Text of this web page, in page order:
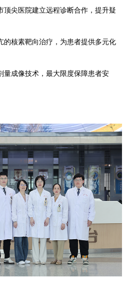
顶尖医院建立远程诊断合作，提升疑
的核素靶向治疗，为患者提供多元化
量成像技术，最大限度保障患者安